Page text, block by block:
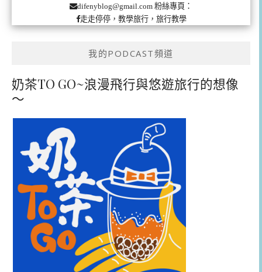
difenyblog@gmail.com 粉絲專頁：
走走停停，教學旅行，旅行教學
我的PODCAST頻道
奶茶TO GO~浪漫飛行與悠遊旅行的想像
～